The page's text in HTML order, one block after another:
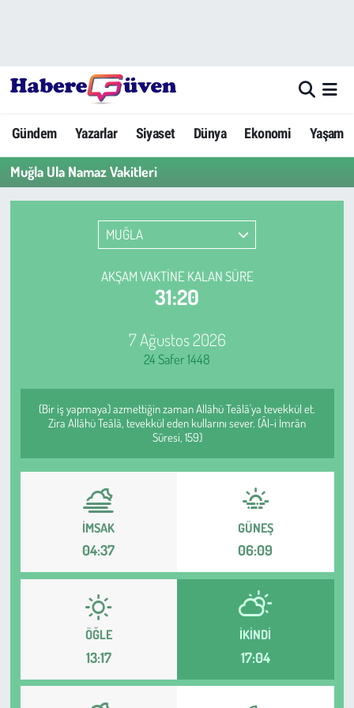
Gündem Yazarlar Siyaset Dünya Ekonomi Yaşam
Muğla Ula Namaz Vakitleri
MUĞLA
AKŞAM VAKTINE KALAN SÜRE
31:20
7 Ağustos 2026
24 Safer 1448
(Bir iş yapmaya) azmettiğin zaman Allâhü Teâlâ'ya tevekkül et.
Zira Allâhü Teâlâ, tevekkül eden kullarını sever. (Âl-i İmrân
Sûresi, 159)
İMSAK
04:37
GÜNEŞ
06:09
ÖĞLE
13:17
İKINDI
17:04
Yazarlar
Dünya
Siyaset
Kadın
Emek
Kültür Sanat
Bilim - Teknoloji
İnsan Hakları
Hayvan Hakları
Hava Durumu
Trafik Durumu
Süper Lig Puan Durumu ve Fikstür
Tüm Manşetler